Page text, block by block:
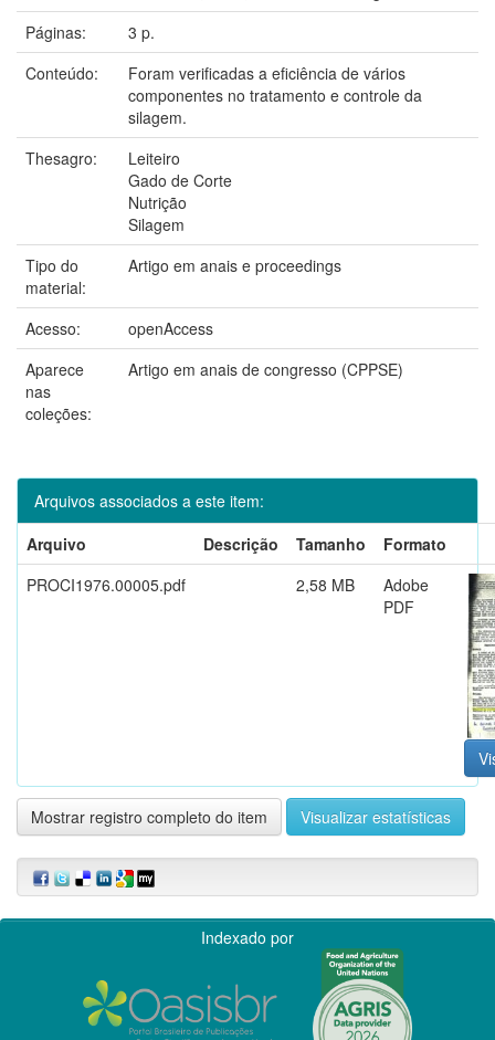
Páginas:
3 p.
Conteúdo:
Foram verificadas a eficiência de vários
componentes no tratamento e controle da
silagem.
Thesagro:
Leiteiro
Gado de Corte
Nutrição
Silagem
Tipo do
material:
Artigo em anais e proceedings
Acesso:
openAccess
Aparece
nas
coleções:
Artigo em anais de congresso (CPPSE)
Arquivos associados a este item:
Arquivo
Descrição Tamanho
Formato
PROCI1976.00005.pdf
2,58 MB
Adobe
PDF
Mostrar registro completo do item Visualizar estatísticas
Indexado por